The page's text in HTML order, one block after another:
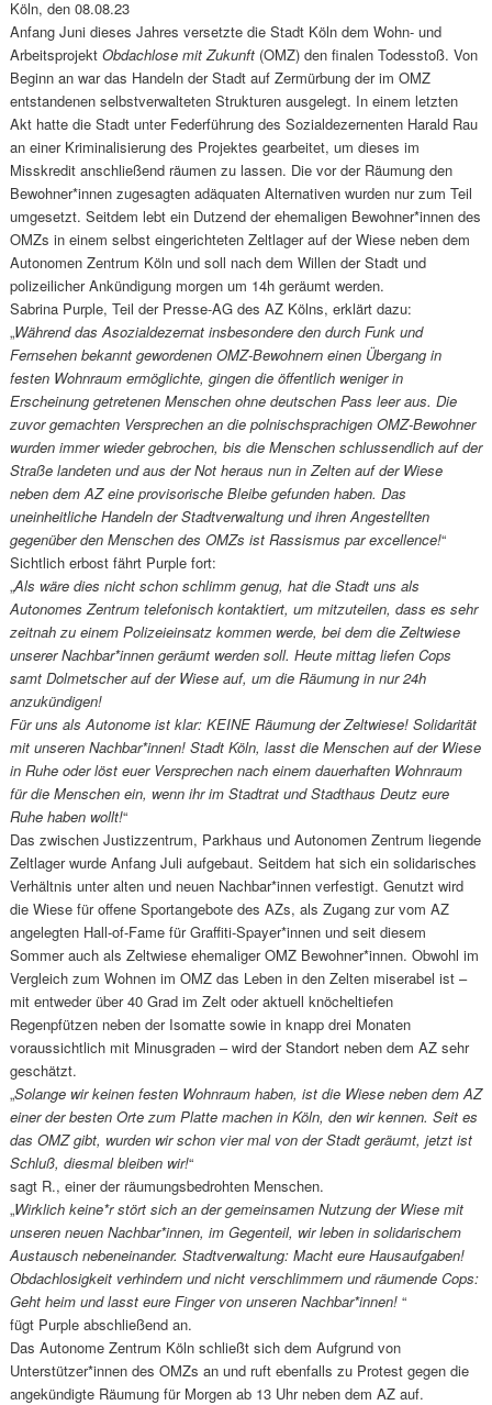
Köln, den 08.08.23
Anfang Juni dieses Jahres versetzte die Stadt Köln dem Wohn- und
Arbeitsprojekt Obdachlose mit Zukunft(OMZ) den finalen Todesstoß. Von
Beginn an war das Handeln der Stadt auf Zermürbung der im OMZ
entstandenen selbstverwalteten Strukturen ausgelegt. In einem letzten
Akt hatte die Stadt unter Federführung des Sozialdezernenten Harald Rau
an einer Kriminalisierung des Projektes gearbeitet, um dieses im
Misskredit anschließend räumen zu lassen. Die vor der Räumung den
Bewohner*innen zugesagten adäquaten Alternativen wurden nur zum Teil
umgesetzt. Seitdem lebt ein Dutzend der ehemaligen Bewohner*innen des
OMZs in einem selbst eingerichteten Zeltlager auf der Wiese neben dem
Autonomen Zentrum Köln und soll nach dem Willen der Stadt und
polizeilicher Ankündigung morgen um 14h geräumt werden.
Sabrina Purple, Teil der Presse-AG des AZ Kölns, erklärt dazu:
„Während das Asozialdezernat insbesondere den durch Funk und
Fernsehen bekannt gewordenen OMZ-Bewohnern einen Übergang in
festen Wohnraum ermöglichte, gingen die öffentlich weniger in
Erscheinung getretenen Menschen ohne deutschen Pass leer aus. Die
zuvor gemachten Versprechen an die polnischsprachigen OMZ-Bewohner
wurden immer wieder gebrochen, bis die Menschen schlussendlich auf der
Straße landeten und aus der Not heraus nun in Zelten auf der Wiese
neben dem AZ eine provisorische Bleibe gefunden haben. Das
uneinheitliche Handeln der Stadtverwaltung und ihren Angestellten
gegenüber den Menschen des OMZs ist Rassismus par excellence!“
Sichtlich erbost fährt Purple fort:
„Als wäre dies nicht schon schlimm genug, hat die Stadt uns als
Autonomes Zentrum telefonisch kontaktiert, um mitzuteilen, dass es sehr
zeitnah zu einem Polizeieinsatz kommen werde, bei dem die Zeltwiese
unserer Nachbar*innen geräumt werden soll. Heute mittag liefen Cops
samt Dolmetscher auf der Wiese auf, um die Räumung in nur 24h
anzukündigen!
Für uns als Autonome ist klar: KEINE Räumung der Zeltwiese! Solidarität
mit unseren Nachbar*innen! Stadt Köln, lasst die Menschen auf der Wiese
in Ruhe oder löst euer Versprechen nach einem dauerhaften Wohnraum
für die Menschen ein, wenn ihr im Stadtrat und Stadthaus Deutz eure
Ruhe haben wollt!“
Das zwischen Justizzentrum, Parkhaus und Autonomen Zentrum liegende
Zeltlager wurde Anfang Juli aufgebaut. Seitdem hat sich ein solidarisches
Verhältnis unter alten und neuen Nachbar*innen verfestigt. Genutzt wird
die Wiese für offene Sportangebote des AZs, als Zugang zur vom AZ
angelegten Hall-of-Fame für Graffiti-Spayer*innen und seit diesem
Sommer auch als Zeltwiese ehemaliger OMZ Bewohner*innen. Obwohl im
Vergleich zum Wohnen im OMZ das Leben in den Zelten miserabel ist –
mit entweder über 40 Grad im Zelt oder aktuell knöcheltiefen
Regenpfützen neben der Isomatte sowie in knapp drei Monaten
voraussichtlich mit Minusgraden – wird der Standort neben dem AZ sehr
geschätzt.
„Solange wir keinen festen Wohnraum haben, ist die Wiese neben dem AZ
einer der besten Orte zum Platte machen in Köln, den wir kennen. Seit es
das OMZ gibt, wurden wir schon vier mal von der Stadt geräumt, jetzt ist
Schluß, diesmal bleiben wir!“
sagt R., einer der räumungsbedrohten Menschen.
„Wirklich keine*r stört sich an der gemeinsamen Nutzung der Wiese mit
unseren neuen Nachbar*innen, im Gegenteil, wir leben in solidarischem
Austausch nebeneinander. Stadtverwaltung: Macht eure Hausaufgaben!
Obdachlosigkeit verhindern und nicht verschlimmern und räumende Cops:
Geht heim und lasst eure Finger von unseren Nachbar*innen!“
fügt Purple abschließend an.
Das Autonome Zentrum Köln schließt sich dem Aufgrund von
Unterstützer*innen des OMZs an und ruft ebenfalls zu Protest gegen die
angekündigte Räumung für Morgen ab 13 Uhr neben dem AZ auf.